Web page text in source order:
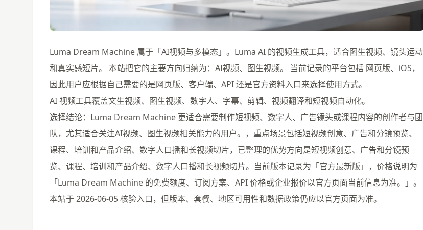
Luma Dream Machine 属于「AI视频与多模态」。Luma AI 的视频生成工具，适合图生视频、镜头运动
和真实感短片。 本站把它的主要方向归纳为：AI视频、图生视频。 当前记录的平台包括 网页版、iOS，
因此用户应根据自己需要的是网页版、客户端、API 还是官方资料入口来选择使用方式。
AI 视频工具覆盖文生视频、图生视频、数字人、字幕、剪辑、视频翻译和短视频自动化。
选择结论：Luma Dream Machine 更适合需要制作短视频、数字人、广告镜头或课程内容的创作者与团
队，尤其适合关注AI视频、图生视频相关能力的用户。，重点场景包括短视频创意、广告和分镜预览、
课程、培训和产品介绍、数字人口播和长视频切片，已整理的优势方向是短视频创意、广告和分镜预
览、课程、培训和产品介绍、数字人口播和长视频切片。当前版本记录为「官方最新版」，价格说明为
「Luma Dream Machine 的免费额度、订阅方案、API 价格或企业报价以官方页面当前信息为准。」。
本站于 2026-06-05 核验入口，但版本、套餐、地区可用性和数据政策仍应以官方页面为准。